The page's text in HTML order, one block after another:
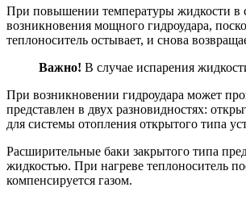
При повышении температуры жидкости в
возникновения мощного гидроудара,
теплоноситель остывает, и снова
Важно! В случае испарения
При возникновении гидроудара может
представлен в двух разновидностях:
для системы отопления открытого типа
Расширительные баки закрытого типа
жидкостью. При нагреве теплоноситель
компенсируется газом.